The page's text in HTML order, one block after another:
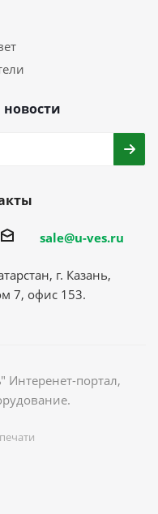
новости
sale@u-ves.ru
г. Казань,
7, офис 153.
портал,